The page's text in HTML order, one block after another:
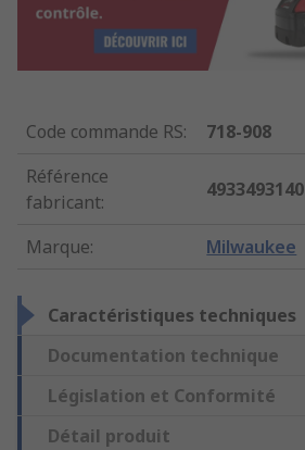
Code commande RS:
718-908
Référence
fabricant:
4933493140
Marque: Milwaukee
Caractéristiques techniques
Documentation technique
Législation et Conformité
Détail produit